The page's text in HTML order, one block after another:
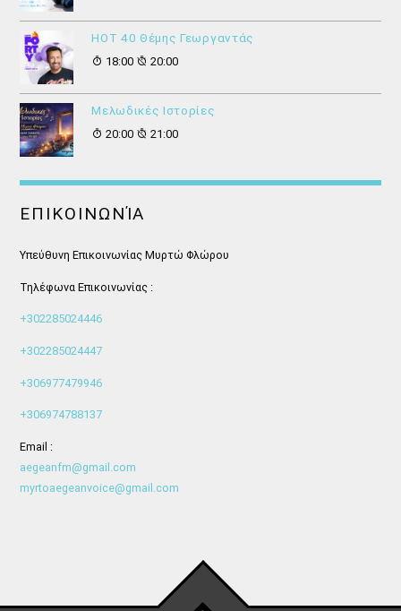
HOT 40 Θέμης Γεωργαντάς
18:00
20:00
Μελωδικές Ιστορίες
20:00
21:00
ΕΠΙΚΟΙΝΩΝΊΑ
Υπεύθυνη Επικοινωνίας Μυρτώ Φλώρου
Τηλέφωνα Επικοινωνίας :
+302285024446
+302285024447
+306977479946
+306974788137
Email :
aegeanfm@gmail.com
myrtoaegeanvoice@gmail.com